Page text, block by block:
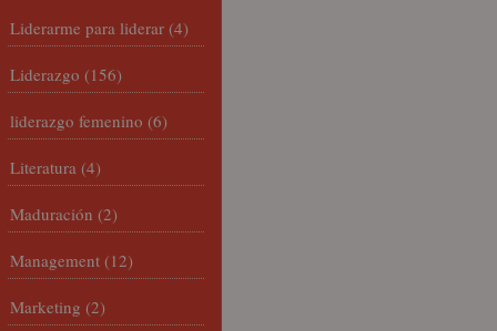
Liderarme para liderar (4)
Liderazgo (156)
liderazgo femenino (6)
Literatura (4)
Maduración (2)
Management (12)
Marketing (2)